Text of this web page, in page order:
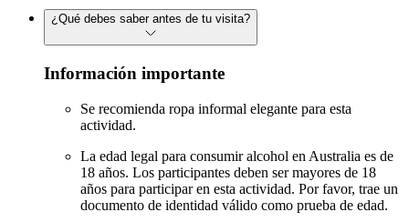
¿Qué debes saber antes de tu visita?
Información importante
Se recomienda ropa informal elegante para esta
actividad.
La edad legal para consumir alcohol en Australia es de
18 años. Los participantes deben ser mayores de 18
años para participar en esta actividad. Por favor, trae un
documento de identidad válido como prueba de edad.